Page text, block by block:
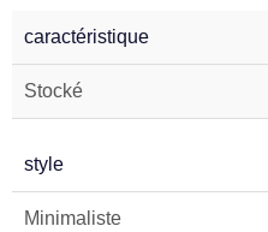
caractéristique
Stocké
style
Minimaliste